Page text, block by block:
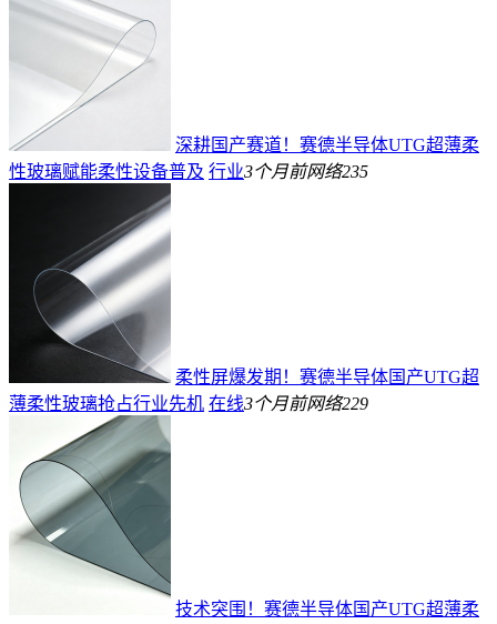
深耕国产赛道！赛德半导体UTG超薄柔
性玻璃赋能柔性设备普及 行业3个月前网络235
柔性屏爆发期！赛德半导体国产UTG超
薄柔性玻璃抢占行业先机 在线3个月前网络229
技术突围！赛德半导体国产UTG超薄柔